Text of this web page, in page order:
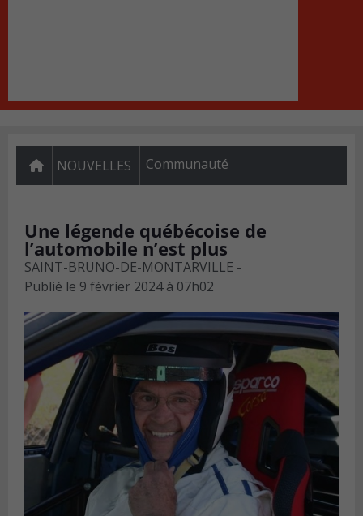
NOUVELLES Communauté
Une légende québécoise de
l’automobile n’est plus
SAINT-BRUNO-DE-MONTARVILLE -
Publié le 9 février 2024 à 07h02